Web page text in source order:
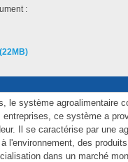
:
le système agroalimentaire
ce système a
Il se caractérise par une
l'environnement, des
dans un marché